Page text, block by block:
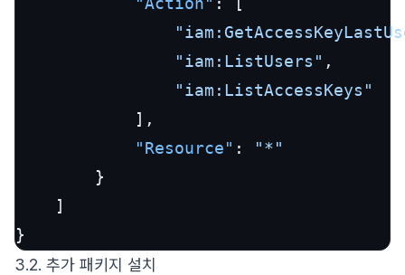
"iam:ListUsers" ,
"iam:ListAccessKeys"
] ,
"Resource" :
"*"
}
]
}
3.2. 추가 패키지 설치